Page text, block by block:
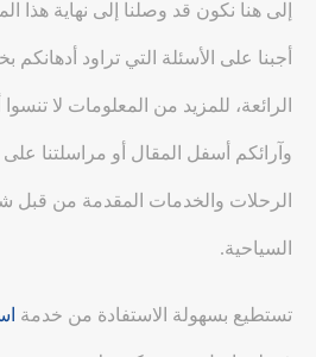
إلى هنا نكون قد وصلنا إلى نهاية هذا
أجبنا على الأسئلة التي تراود
الرائعة، للمزيد من المعلومات لا تنسوا
وآرائكم أسفل المقال أو مراسلتنا
الرحلات والخدمات المقدمة من قبل
السياحية.
تستطيع بسهولة الاستفادة من خدمة